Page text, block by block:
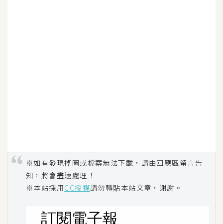
※如有發現掉圖或檔案無法下載，請由回應區留言告
知，將會盡速處理！
※本站採用CC授權請勿轉貼本站文章，謝謝。